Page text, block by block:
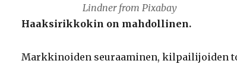
Lindner from Pixabay
Haaksirikkokin on mahdollinen.
Markkinoiden seuraaminen, kilpailijoiden